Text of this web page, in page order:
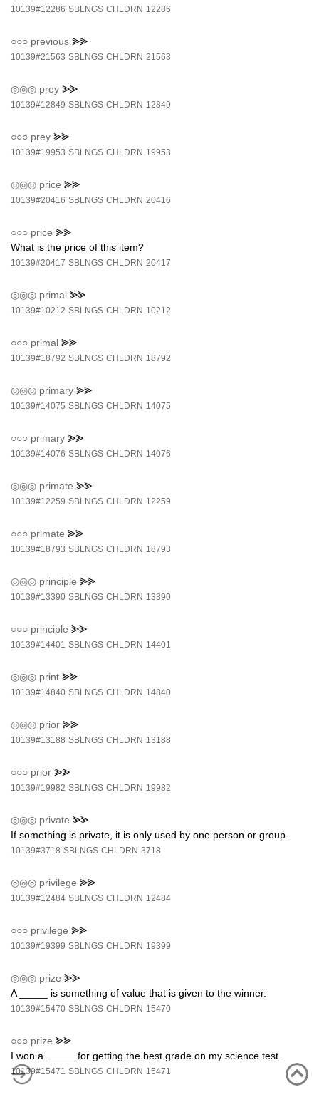
10139#12286 SBLNGS CHLDRN 12286
○○○ previous ⪢⪢
10139#21563 SBLNGS CHLDRN 21563
◎◎◎ prey ⪢⪢
10139#12849 SBLNGS CHLDRN 12849
○○○ prey ⪢⪢
10139#19953 SBLNGS CHLDRN 19953
◎◎◎ price ⪢⪢
10139#20416 SBLNGS CHLDRN 20416
○○○ price ⪢⪢
What is the price of this item?
10139#20417 SBLNGS CHLDRN 20417
◎◎◎ primal ⪢⪢
10139#10212 SBLNGS CHLDRN 10212
○○○ primal ⪢⪢
10139#18792 SBLNGS CHLDRN 18792
◎◎◎ primary ⪢⪢
10139#14075 SBLNGS CHLDRN 14075
○○○ primary ⪢⪢
10139#14076 SBLNGS CHLDRN 14076
◎◎◎ primate ⪢⪢
10139#12259 SBLNGS CHLDRN 12259
○○○ primate ⪢⪢
10139#18793 SBLNGS CHLDRN 18793
◎◎◎ principle ⪢⪢
10139#13390 SBLNGS CHLDRN 13390
○○○ principle ⪢⪢
10139#14401 SBLNGS CHLDRN 14401
◎◎◎ print ⪢⪢
10139#14840 SBLNGS CHLDRN 14840
◎◎◎ prior ⪢⪢
10139#13188 SBLNGS CHLDRN 13188
○○○ prior ⪢⪢
10139#19982 SBLNGS CHLDRN 19982
◎◎◎ private ⪢⪢
If something is private, it is only used by one person or group.
10139#3718 SBLNGS CHLDRN 3718
◎◎◎ privilege ⪢⪢
10139#12484 SBLNGS CHLDRN 12484
○○○ privilege ⪢⪢
10139#19399 SBLNGS CHLDRN 19399
◎◎◎ prize ⪢⪢
A _____ is something of value that is given to the winner.
10139#15470 SBLNGS CHLDRN 15470
○○○ prize ⪢⪢
I won a _____ for getting the best grade on my science test.
10139#15471 SBLNGS CHLDRN 15471